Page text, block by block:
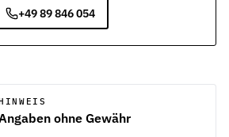
+49 89 846 054
ohne Gewähr